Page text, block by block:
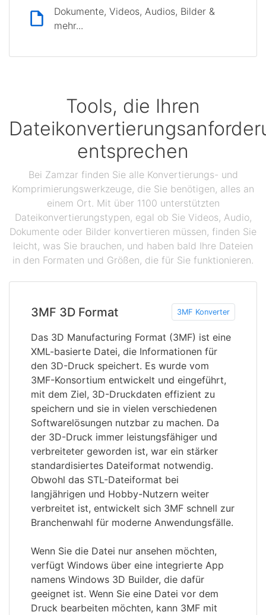
Dokumente, Videos, Audios, Bilder &
mehr...
Tools, die Ihren
entsprechen
Bei Zamzar finden Sie alle Konvertierungs- und
Komprimierungswerkzeuge, die Sie benötigen, alles an
einem Ort. Mit über 1100 unterstützten
Dateikonvertierungstypen, egal ob Sie Videos, Audio,
Dokumente oder Bilder konvertieren müssen, finden Sie
leicht, was Sie brauchen, und haben bald Ihre Dateien
in den Formaten und Größen, die für Sie funktionieren.
3MF 3D Format 3MF Konverter
Das 3D Manufacturing Format (3MF) ist eine
XML-basierte Datei, die Informationen für
den 3D-Druck speichert. Es wurde vom
3MF-Konsortium entwickelt und eingeführt,
mit dem Ziel, 3D-Druckdaten effizient zu
speichern und sie in vielen verschiedenen
Softwarelösungen nutzbar zu machen. Da
der 3D-Druck immer leistungsfähiger und
verbreiteter geworden ist, war ein stärker
standardisiertes Dateiformat notwendig.
Obwohl das STL-Dateiformat bei
langjährigen und Hobby-Nutzern weiter
verbreitet ist, entwickelt sich 3MF schnell zur
Branchenwahl für moderne Anwendungsfälle.
Wenn Sie die Datei nur ansehen möchten,
verfügt Windows über eine integrierte App
namens Windows 3D Builder, die dafür
geeignet ist. Wenn Sie eine Datei vor dem
Druck bearbeiten möchten, kann 3MF mit